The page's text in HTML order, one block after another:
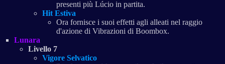
presenti più Lúcio in partita.
Hit Estiva
Ora fornisce i suoi effetti agli alleati nel raggio
d'azione di Vibrazioni di Boombox.
Lunara
Livello 7
Vigore Selvatico